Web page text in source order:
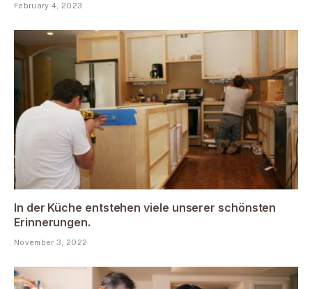
February 4, 2023
In der Küche entstehen viele unserer schönsten
Erinnerungen.
November 3, 2022